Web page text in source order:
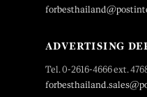
ADVERTISING
Tel. 0-2616-4666 ext.